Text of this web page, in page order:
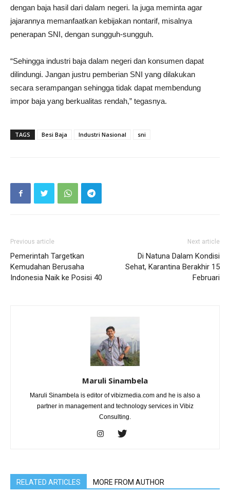
dengan baja hasil dari dalam negeri. Ia juga meminta agar
jajarannya memanfaatkan kebijakan nontarif, misalnya
penerapan SNI, dengan sungguh-sungguh.
“Sehingga industri baja dalam negeri dan konsumen dapat
dilindungi. Jangan justru pemberian SNI yang dilakukan
secara serampangan sehingga tidak dapat membendung
impor baja yang berkualitas rendah,” tegasnya.
TAGS Besi Baja Industri Nasional sni
Previous article
Pemerintah Targetkan
Kemudahan Berusaha
Indonesia Naik ke Posisi 40
Next article
Di Natuna Dalam Kondisi
Sehat, Karantina Berakhir 15
Februari
Maruli Sinambela
Maruli Sinambela is editor of vibizmedia.com and he is also a
partner in management and technology services in Vibiz
Consulting.
RELATED ARTICLES MORE FROM AUTHOR